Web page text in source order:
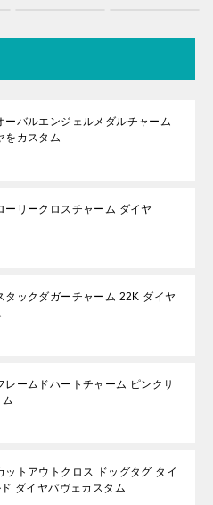
ーバルエンジェルメダルチャーム
をカスタム
ーリークロスチャーム ダイヤ
タックダガーチャーム 22K ダイヤ
レームドハートチャーム ピンクサ
ットアウトクロス ドッグタグ タイ
ダイヤパヴェカスタム